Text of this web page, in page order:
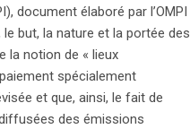
document élaboré par l’OMPI
but, la nature et la portée des
la notion de « lieux
spécialement
et que, ainsi, le fait de
des émissions